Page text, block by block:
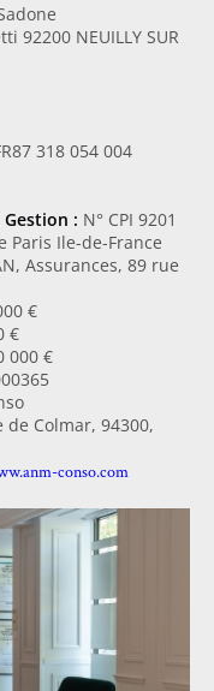
92200 NEUILLY SUR
318 054 004
: N° CPI 9201
Paris Ile-de-France
Assurances, 89 rue
€
€
000 €
de Colmar, 94300,
conso.com